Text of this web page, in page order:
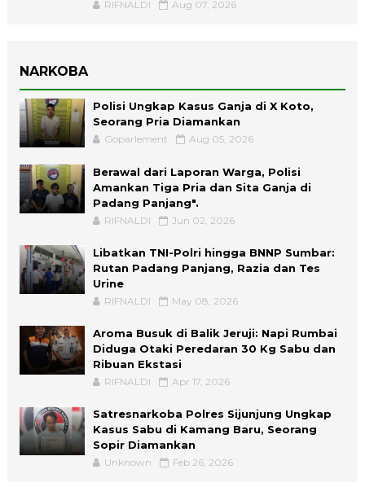
RIFNALDI Aug 07, 2026
NARKOBA
Polisi Ungkap Kasus Ganja di X Koto,
Seorang Pria Diamankan
Goparlement Aug 05, 2026
Berawal dari Laporan Warga, Polisi
Amankan Tiga Pria dan Sita Ganja di
Padang Panjang".
RIFNALDI Jun 02, 2026
Libatkan TNI-Polri hingga BNNP Sumbar:
Rutan Padang Panjang, Razia dan Tes
Urine
RIFNALDI May 08, 2026
Aroma Busuk di Balik Jeruji: Napi Rumbai
Diduga Otaki Peredaran 30 Kg Sabu dan
Ribuan Ekstasi
RIFNALDI Apr 17, 2026
Satresnarkoba Polres Sijunjung Ungkap
Kasus Sabu di Kamang Baru, Seorang
Sopir Diamankan
Unknown Feb 26, 2026